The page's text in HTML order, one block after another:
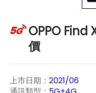
OPPO Find
價
上市日期： 2021/06